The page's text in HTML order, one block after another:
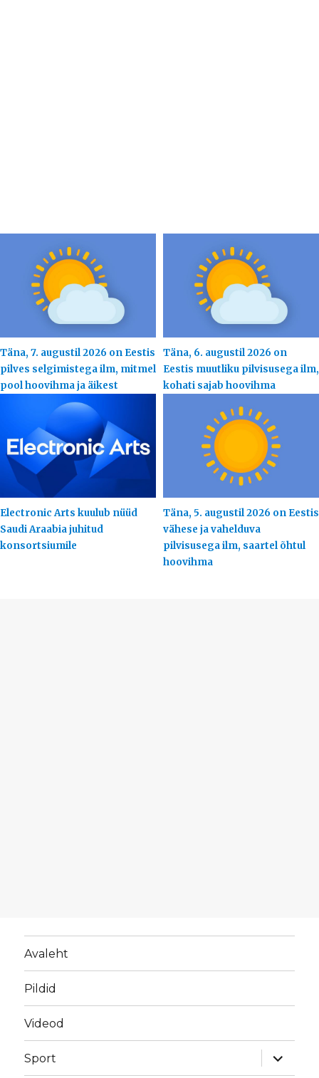
Täna, 7. augustil 2026 on Eestis
pilves selgimistega ilm, mitmel
pool hoovihma ja äikest
Täna, 6. augustil 2026 on
Eestis muutliku pilvisusega ilm,
kohati sajab hoovihma
Electronic Arts kuulub nüüd
Saudi Araabia juhitud
konsortsiumile
Täna, 5. augustil 2026 on Eestis
vähese ja vahelduva
pilvisusega ilm, saartel õhtul
hoovihma
Avaleht
Pildid
Videod
Sport
laienda